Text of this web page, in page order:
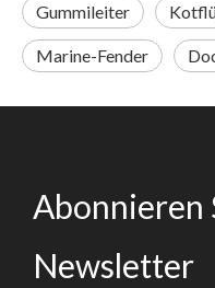
Gummileiter
Marine-Fender
Abonnieren
Newsletter